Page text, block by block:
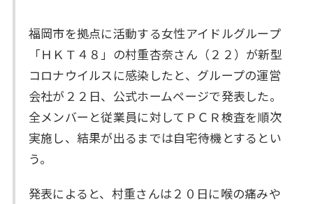
福岡市を拠点に活動する女性アイドルグループ
「ＨＫＴ４８」の村重杏奈さん（２２）が新型
コロナウイルスに感染したと、グループの運営
会社が２２日、公式ホームページで発表した。
全メンバーと従業員に対してＰＣＲ検査を順次
実施し、結果が出るまでは自宅待機とするとい
う。
発表によると、村重さんは２０日に喉の痛みや